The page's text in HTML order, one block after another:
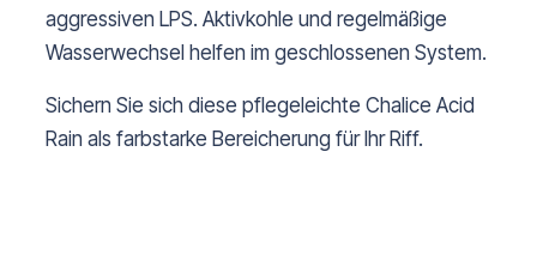
aggressiven LPS. Aktivkohle und regelmäßige
Wasserwechsel helfen im geschlossenen System.
Sichern Sie sich diese pflegeleichte Chalice Acid
Rain als farbstarke Bereicherung für Ihr Riff.